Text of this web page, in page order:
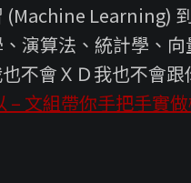
Learning)
演算法、統計學、
不會ＸＤ我也不會
– 文組帶你手把手實